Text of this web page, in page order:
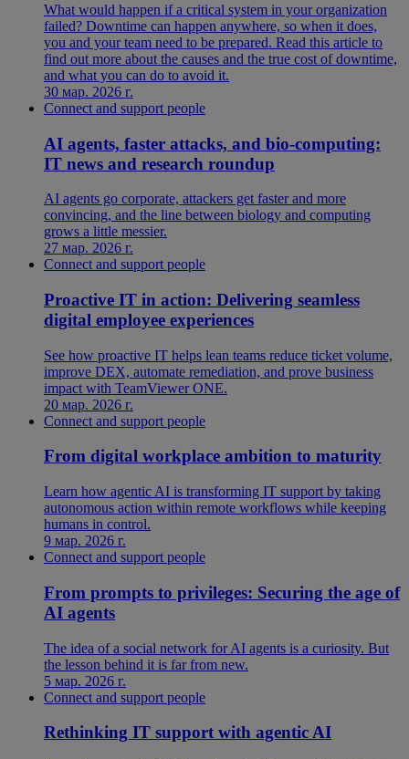
What would happen if a critical system in your organization
failed? Downtime can happen anywhere, so when it does,
you and your team need to be prepared. Read this article to
find out more about the causes and the true cost of downtime,
and what you can do to avoid it.
30 мар. 2026 г.
Connect and support people
AI agents, faster attacks, and bio-computing:
IT news and research roundup
AI agents go corporate, attackers get faster and more
convincing, and the line between biology and computing
grows a little messier.
27 мар. 2026 г.
Connect and support people
Proactive IT in action: Delivering seamless
digital employee experiences
See how proactive IT helps lean teams reduce ticket volume,
improve DEX, automate remediation, and prove business
impact with TeamViewer ONE.
20 мар. 2026 г.
Connect and support people
From digital workplace ambition to maturity
Learn how agentic AI is transforming IT support by taking
autonomous action within remote workflows while keeping
humans in control.
9 мар. 2026 г.
Connect and support people
From prompts to privileges: Securing the age of
AI agents
The idea of a social network for AI agents is a curiosity. But
the lesson behind it is far from new.
5 мар. 2026 г.
Connect and support people
Rethinking IT support with agentic AI